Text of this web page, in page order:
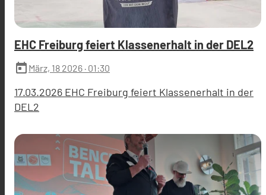
EHC Freiburg feiert Klassenerhalt in der DEL2
today März, 18 2026 · 01:30
17.03.2026 EHC Freiburg feiert Klassenerhalt in der
DEL2